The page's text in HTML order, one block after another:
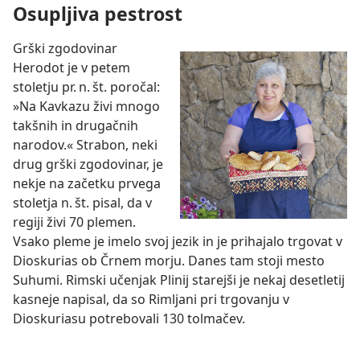
Osupljiva pestrost
Grški zgodovinar
Herodot je v petem
stoletju pr. n. št. poročal:
»Na Kavkazu živi mnogo
takšnih in drugačnih
narodov.« Strabon, neki
drug grški zgodovinar, je
nekje na začetku prvega
stoletja n. št. pisal, da v
regiji živi 70 plemen.
Vsako pleme je imelo svoj jezik in je prihajalo trgovat v
Dioskurias ob Črnem morju. Danes tam stoji mesto
Suhumi. Rimski učenjak Plinij starejši je nekaj desetletij
kasneje napisal, da so Rimljani pri trgovanju v
Dioskuriasu potrebovali 130 tolmačev.